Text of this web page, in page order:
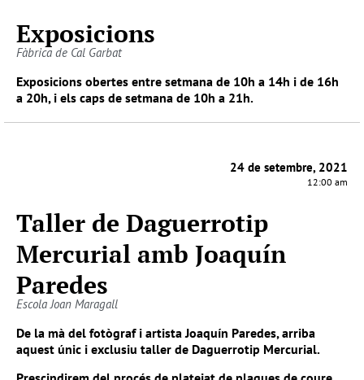
Exposicions
Fàbrica de Cal Garbat
Exposicions obertes entre setmana de 10h a 14h i de 16h
a 20h, i els caps de setmana de 10h a 21h.
24 de setembre, 2021
12:00 am
Taller de Daguerrotip
Mercurial amb Joaquín
Paredes
Escola Joan Maragall
De la mà del fotògraf i artista Joaquín Paredes, arriba
aquest únic i exclusiu taller de Daguerrotip Mercurial.